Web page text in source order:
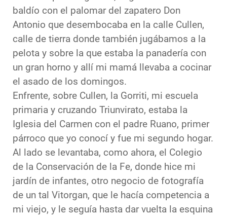
baldío con el palomar del zapatero Don
Antonio que desembocaba en la calle Cullen,
calle de tierra donde también jugábamos a la
pelota y sobre la que estaba la panadería con
un gran horno y allí mi mamá llevaba a cocinar
el asado de los domingos.
Enfrente, sobre Cullen, la Gorriti, mi escuela
primaria y cruzando Triunvirato, estaba la
Iglesia del Carmen con el padre Ruano, primer
párroco que yo conocí y fue mi segundo hogar.
Al lado se levantaba, como ahora, el Colegio
de la Conservación de la Fe, donde hice mi
jardín de infantes, otro negocio de fotografía
de un tal Vitorgan, que le hacía competencia a
mi viejo, y le seguía hasta dar vuelta la esquina